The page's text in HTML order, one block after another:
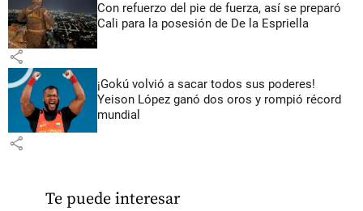
Con refuerzo del pie de fuerza, así se preparó
Cali para la posesión de De la Espriella
share
¡Gokú volvió a sacar todos sus poderes!
Yeison López ganó dos oros y rompió récord
mundial
share
Te puede interesar